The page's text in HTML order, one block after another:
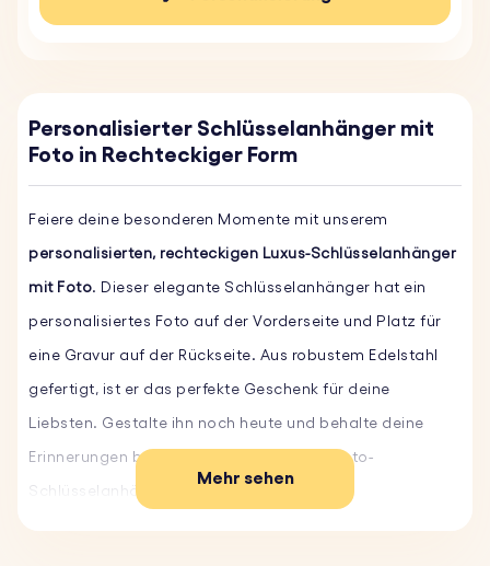
Personalisierter Schlüsselanhänger mit
Foto in Rechteckiger Form
Feiere deine besonderen Momente mit unserem
personalisierten, rechteckigen Luxus-Schlüsselanhänger
mit Foto. Dieser elegante Schlüsselanhänger hat ein
personalisiertes Foto auf der Vorderseite und Platz für
eine Gravur auf der Rückseite. Aus robustem Edelstahl
gefertigt, ist er das perfekte Geschenk für deine
Liebsten. Gestalte ihn noch heute und behalte deine
Erinnerungen bei dir. Hol dir jetzt unsere Foto-
Schlüsselanhänger!
Mehr sehen